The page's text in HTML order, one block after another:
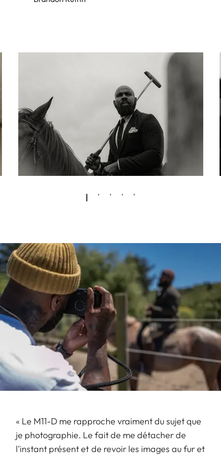
« Le M11-D me rapproche vraiment du sujet que
je photographie. Le fait de me détacher de
l'instant présent et de revoir les images au fur et